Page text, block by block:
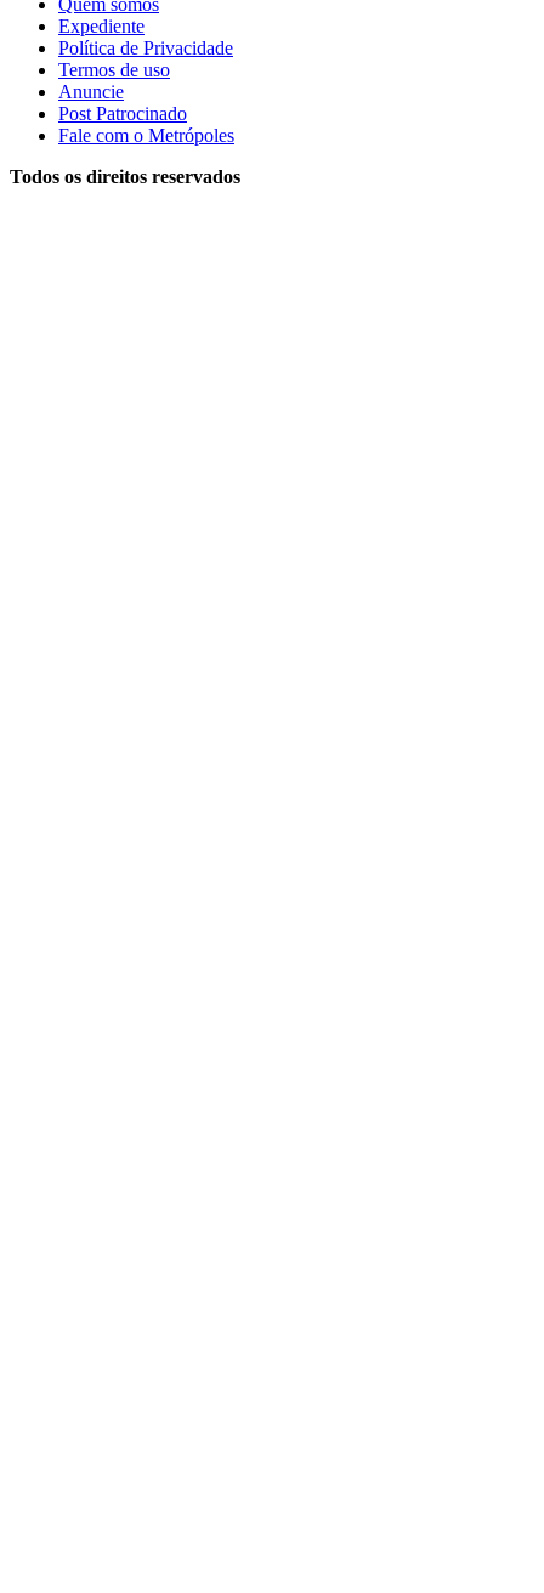
Quem somos
Expediente
Política de Privacidade
Termos de uso
Anuncie
Post Patrocinado
Fale com o Metrópoles
Todos os direitos reservados